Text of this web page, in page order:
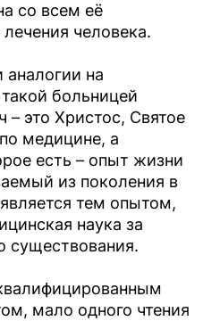
со всем её
человека.
аналогии на
больницей
– это Христос, Святое
медицине, а
есть – опыт жизни
из поколения в
тем опытом,
наука за
существования.
мало одного чтения